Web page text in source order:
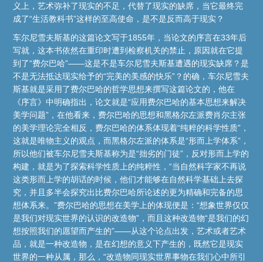
义上，艺术弥补了现实的不足，代替了现实的缺席，当它最终完
成了“生活教科书”这样的至高使命，是不是反而高于现实？
车尔尼雪夫斯基的这篇论文写于1855年，当论文的序言在33年后
写就，这本书依然在重印时遭到检察机关的禁止，原因就在它提
到了“费尔巴哈”——这是不是车尔尼雪夫斯基遭遇的现实缺席？是
不是无法抵达现实给予的“完美的美感的快乐”？的确，车尔尼雪夫
斯基就是采用了费尔巴哈的哲学思想来撰写这篇论文的，他在
《序言》中明确指出，论文就是“应用费尔巴哈的基本思想来解决
美学问题”，在他看来，费尔巴哈的思想和黑格尔左派费肖尔主张
的美学理论完全相反，费尔巴哈的体系体现着“纯粹的科学性质”，
这就是唯物主义的观点，而黑格尔左派的体系是“形而上学体系”，
所以他们被车尔尼雪夫斯基称为是“拙劣的门徒”，反对形而上学的
构建，就是为了探索科学性质上的纯粹性，“当自然科字家不再说
这类形而上学的胡话的时候，他们才能够在自然科学基础上去探
究，并且多半会探究出比费尔巴哈所论述的更为精确和完备的思
想体系来。”费尔巴哈的思想在美学上的体现便是：“想象世界仅仅
是我们对现实世界的认识的改造物”，而且这种改造物“是我们的幻
想按照我们的愿望而产生的”——从这个论点出发，艺术或者艺术
品，就是一种改造物，是在幻想的意义下产生的，既然它是现实
世界的一种从属，那么，“改造物同现实世界事物在我们心中所引